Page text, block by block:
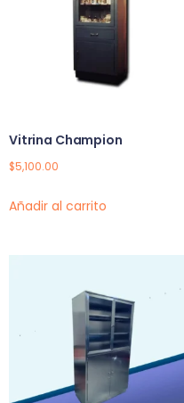
Vitrina Champion
$5,100.00
Añadir al carrito